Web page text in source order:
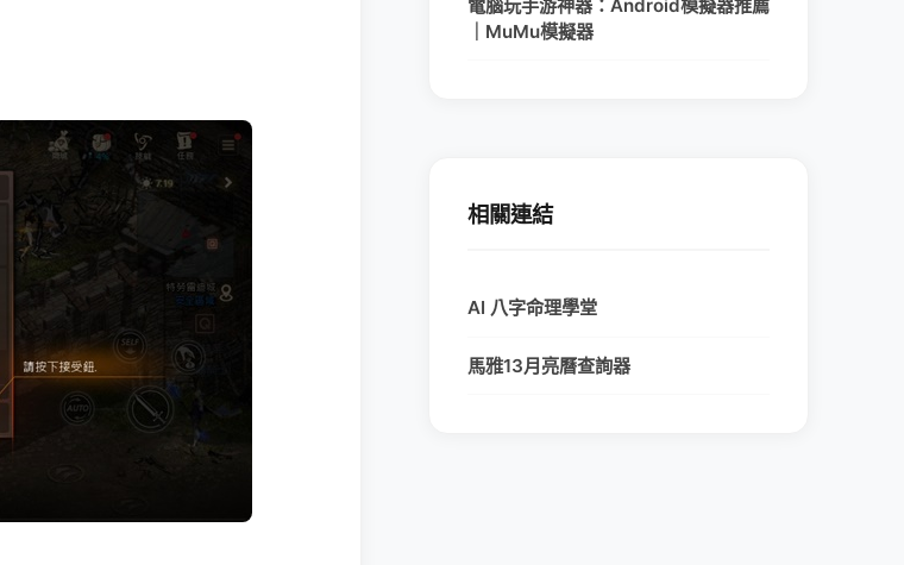
電腦玩手游神器：Android模擬器推薦
｜MuMu模擬器
相關連結
AI 八字命理學堂
馬雅13月亮曆查詢器